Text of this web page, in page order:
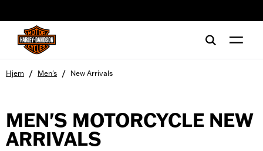
Hjem / Men's / New Arrivals
MEN'S MOTORCYCLE NEW
ARRIVALS